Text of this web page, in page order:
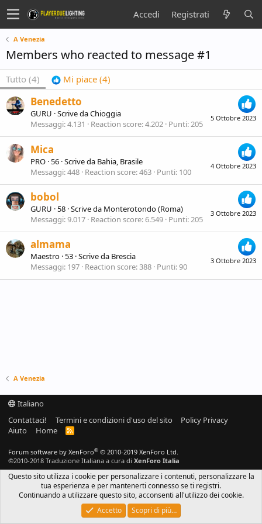
Accedi Registrati
A Venezia
Members who reacted to message #1
Tutto (4) Mi piace (4)
5 Ottobre 2023
Benedetto
GURU ·Scrive daChioggia
Messaggi 4.131 Reaction score 4.202 Punti 205
4 Ottobre 2023
Mica
PRO ·56 ·Scrive da Bahia, Brasile
Messaggi 448 Reaction score 463 Punti 100
3 Ottobre 2023
bobol
GURU ·58 ·Scrive da Monterotondo (Roma)
Messaggi 9.017 Reaction score 6.549 Punti 205
3 Ottobre 2023
almama
Maestro ·53 ·Scrive da Brescia
Messaggi 197 Reaction score 388 Punti 90
A Venezia
Italiano
Contattaci!
Termini e condizioni d'uso del sito
Policy Privacy
Aiuto
Home
R
Forum software by XenForo® © 2010-2019 XenForo Ltd.
©2010-2018 Traduzione Italiana a cura di XenForo Italia
Questo sito utilizza i cookie per personalizzare i contenuti, personalizzare la
tua esperienza e per mantenerti connesso se ti registri.
Continuando a utilizzare questo sito, acconsenti all'utilizzo dei cookie.
Accetto
Scopri di più…